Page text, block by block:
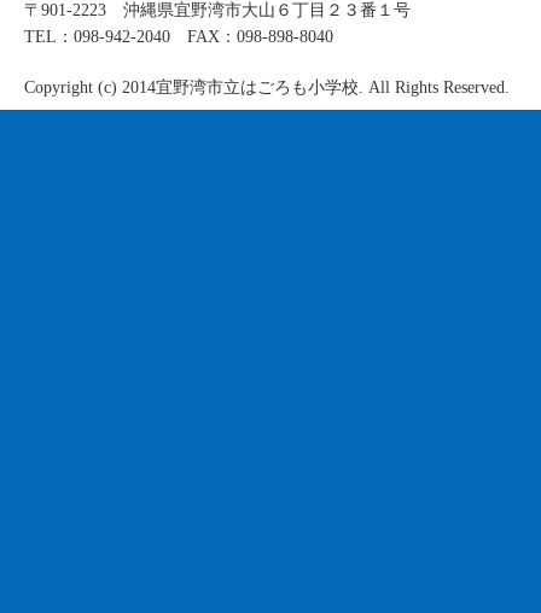
〒901-2223 沖縄県宜野湾市大山６丁目２３番１号
TEL：098-942-2040 FAX：098-898-8040
Copyright (c) 2014宜野湾市立はごろも小学校. All Rights Reserved.